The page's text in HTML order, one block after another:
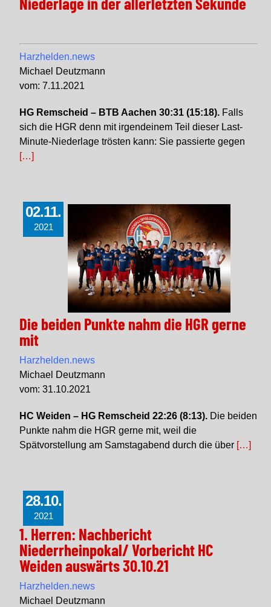
Harzhelden.news
Michael Deutzmann
vom: 7.11.2021
HG Remscheid – BTB Aachen 30:31 (15:18). Falls
sich die HGR denn mit irgendeinem Teil dieser Last-
Minute-Niederlage trösten kann: Sie passierte gegen
[…]
02.11.
2021
Die beiden Punkte nahm die HGR gerne
mit
Harzhelden.news
Michael Deutzmann
vom: 31.10.2021
HC Weiden – HG Remscheid 22:26 (8:13). Die beiden
Punkte nahm die HGR gerne mit, weil die
Spätvorstellung am Samstagabend durch die über […]
28.10.
2021
1. Herren: Nachbericht
Niederrheinpokal/ Vorbericht HC
Weiden auswärts 30.10.21
Harzhelden.news
Michael Deutzmann